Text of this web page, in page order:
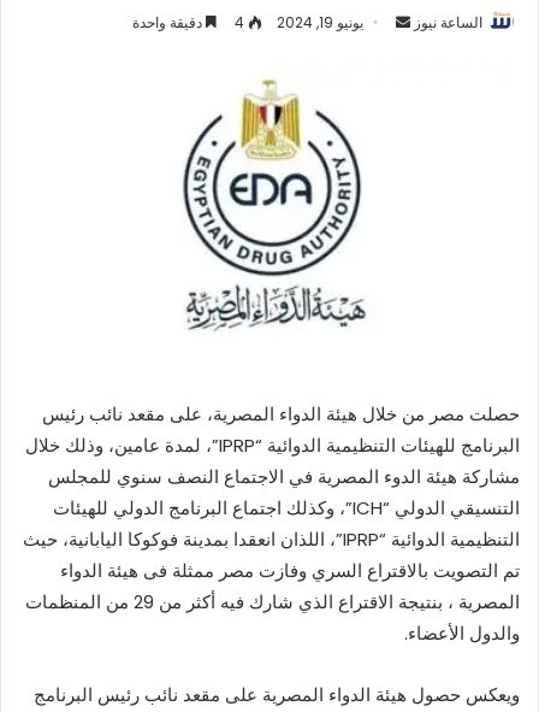
الساعة نيوز
أرسل يونيو 19, 2024 4 دقيقة واحدة
حصلت مصر من خلال هيئة الدواء المصرية، على مقعد نائب رئيس
البرنامج للهيئات التنظيمية الدوائية “IPRP”، لمدة عامين، وذلك خلال
مشاركة هيئة الدوء المصرية في الاجتماع النصف سنوي للمجلس
التنسيقي الدولي “ICH”، وكذلك اجتماع البرنامج الدولي للهيئات
التنظيمية الدوائية “IPRP”، اللذان انعقدا بمدينة فوكوكا اليابانية، حيث
تم التصويت بالاقتراع السري وفازت مصر ممثلة فى هيئة الدواء
المصرية ، بنتيجة الاقتراع الذي شارك فيه أكثر من 29 من المنظمات
والدول الأعضاء.
ويعكس حصول هيئة الدواء المصرية على مقعد نائب رئيس البرنامج